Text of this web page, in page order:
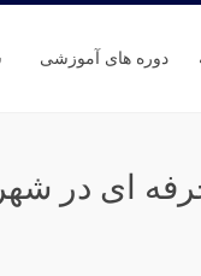
دوره های آموزشی
ای در